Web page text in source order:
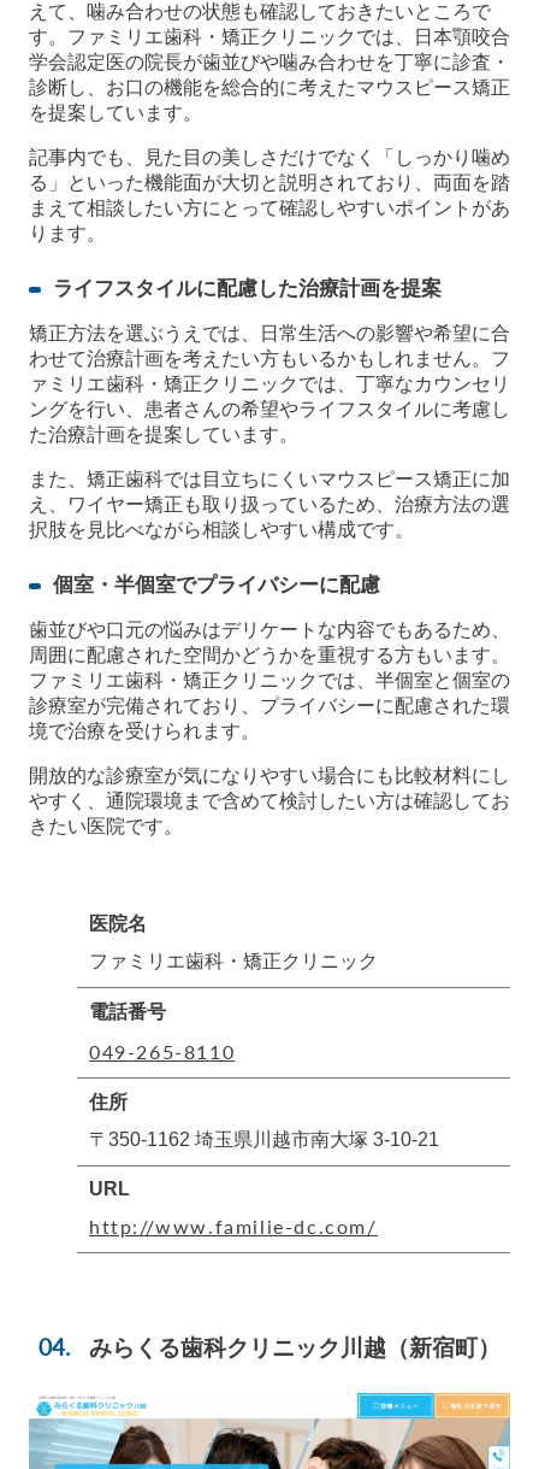
えて、噛み合わせの状態も確認しておきたいところで
す。ファミリエ歯科・矯正クリニックでは、日本顎咬合
学会認定医の院長が歯並びや噛み合わせを丁寧に診査・
診断し、お口の機能を総合的に考えたマウスピース矯正
を提案しています。
記事内でも、見た目の美しさだけでなく「しっかり噛め
る」といった機能面が大切と説明されており、両面を踏
まえて相談したい方にとって確認しやすいポイントがあ
ります。
ライフスタイルに配慮した治療計画を提案
矯正方法を選ぶうえでは、日常生活への影響や希望に合
わせて治療計画を考えたい方もいるかもしれません。フ
ァミリエ歯科・矯正クリニックでは、丁寧なカウンセリ
ングを行い、患者さんの希望やライフスタイルに考慮し
た治療計画を提案しています。
また、矯正歯科では目立ちにくいマウスピース矯正に加
え、ワイヤー矯正も取り扱っているため、治療方法の選
択肢を見比べながら相談しやすい構成です。
個室・半個室でプライバシーに配慮
歯並びや口元の悩みはデリケートな内容でもあるため、
周囲に配慮された空間かどうかを重視する方もいます。
ファミリエ歯科・矯正クリニックでは、半個室と個室の
診療室が完備されており、プライバシーに配慮された環
境で治療を受けられます。
開放的な診療室が気になりやすい場合にも比較材料にし
やすく、通院環境まで含めて検討したい方は確認してお
きたい医院です。
医院名
ファミリエ歯科・矯正クリニック
電話番号
049-265-8110
住所
〒350-1162 埼玉県川越市南大塚 3-10-21
URL
http://www.familie-dc.com/
みらくる歯科クリニック川越 （新宿町）